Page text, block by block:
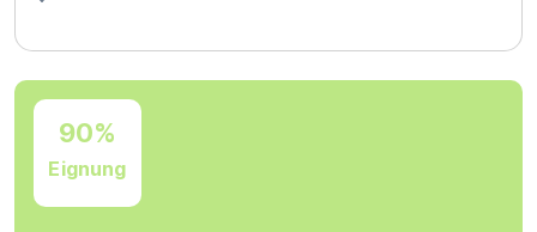
90%
Eignung